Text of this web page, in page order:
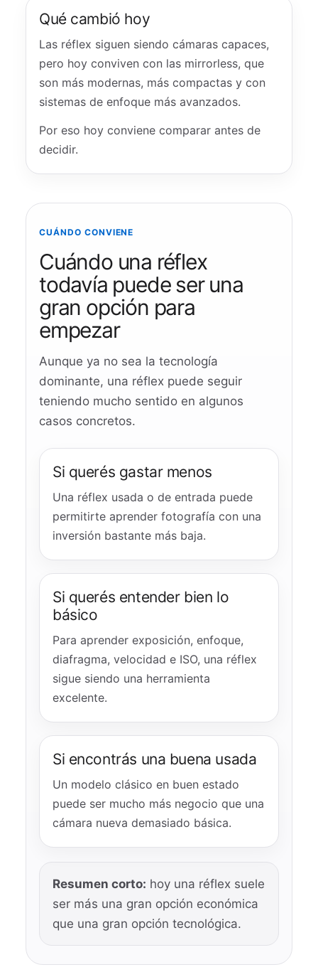
Qué cambió hoy
Las réflex siguen siendo cámaras capaces,
pero hoy conviven con las mirrorless, que
son más modernas, más compactas y con
sistemas de enfoque más avanzados.
Por eso hoy conviene comparar antes de
decidir.
CUÁNDO CONVIENE
Cuándo una réflex
todavía puede ser una
gran opción para
empezar
Aunque ya no sea la tecnología
dominante, una réflex puede seguir
teniendo mucho sentido en algunos
casos concretos.
Si querés gastar menos
Una réflex usada o de entrada puede
permitirte aprender fotografía con una
inversión bastante más baja.
Si querés entender bien lo
básico
Para aprender exposición, enfoque,
diafragma, velocidad e ISO, una réflex
sigue siendo una herramienta
excelente.
Si encontrás una buena usada
Un modelo clásico en buen estado
puede ser mucho más negocio que una
cámara nueva demasiado básica.
Resumen corto: hoy una réflex suele
ser más una gran opción económica
que una gran opción tecnológica.